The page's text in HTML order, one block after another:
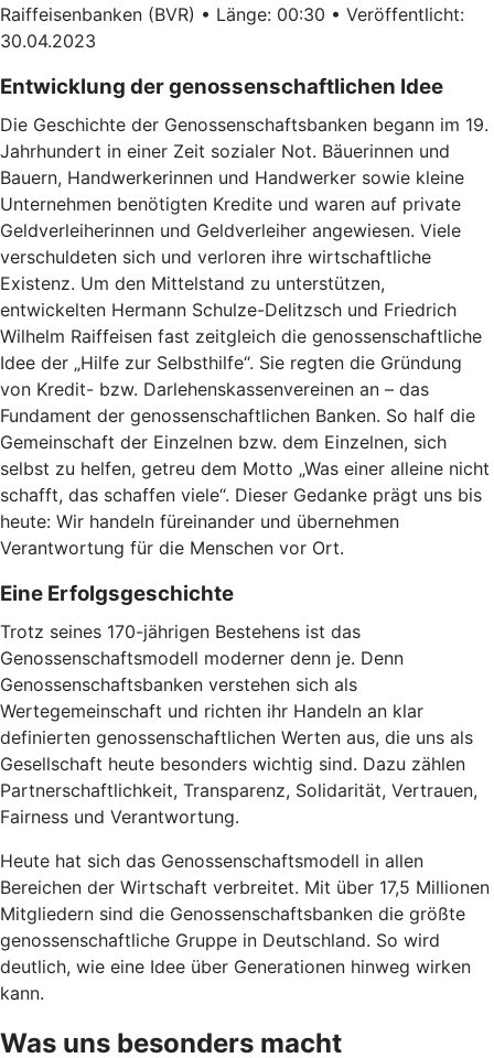
Raiffeisenbanken (BVR) • Länge: 00:30 • Veröffentlicht:
30.04.2023
Entwicklung der genossenschaftlichen Idee
Die Geschichte der Genossenschaftsbanken begann im 19.
Jahrhundert in einer Zeit sozialer Not. Bäuerinnen und
Bauern, Handwerkerinnen und Handwerker sowie kleine
Unternehmen benötigten Kredite und waren auf private
Geldverleiherinnen und Geldverleiher angewiesen. Viele
verschuldeten sich und verloren ihre wirtschaftliche
Existenz. Um den Mittelstand zu unterstützen,
entwickelten Hermann Schulze-Delitzsch und Friedrich
Wilhelm Raiffeisen fast zeitgleich die genossenschaftliche
Idee der „Hilfe zur Selbsthilfe“. Sie regten die Gründung
von Kredit- bzw. Darlehenskassenvereinen an – das
Fundament der genossenschaftlichen Banken. So half die
Gemeinschaft der Einzelnen bzw. dem Einzelnen, sich
selbst zu helfen, getreu dem Motto „Was einer alleine nicht
schafft, das schaffen viele“. Dieser Gedanke prägt uns bis
heute: Wir handeln füreinander und übernehmen
Verantwortung für die Menschen vor Ort.
Eine Erfolgsgeschichte
Trotz seines 170-jährigen Bestehens ist das
Genossenschaftsmodell moderner denn je. Denn
Genossenschaftsbanken verstehen sich als
Wertegemeinschaft und richten ihr Handeln an klar
definierten genossenschaftlichen Werten aus, die uns als
Gesellschaft heute besonders wichtig sind. Dazu zählen
Partnerschaftlichkeit, Transparenz, Solidarität, Vertrauen,
Fairness und Verantwortung.
Heute hat sich das Genossenschaftsmodell in allen
Bereichen der Wirtschaft verbreitet. Mit über 17,5 Millionen
Mitgliedern sind die Genossenschaftsbanken die größte
genossenschaftliche Gruppe in Deutschland. So wird
deutlich, wie eine Idee über Generationen hinweg wirken
kann.
Was uns besonders macht